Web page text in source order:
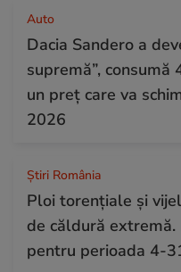
Auto
Dacia Sandero a
supremă”,
un preț care va
2026
Știri România
Ploi torențiale și
de căldură
pentru perioada 4-